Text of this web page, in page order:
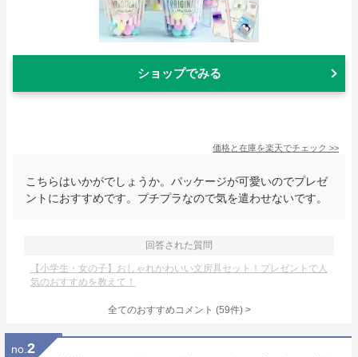
ショップでみる
価格と在庫を楽天でチェック >>
こちらはいかがでしょうか。パッケージが可愛いのでプレゼ
ントにおすすめです。プチプラなので気を遣わせないです。
回答された質問
【小学生・女の子】おしゃれかわいい文房具セット！プレゼントで人
気のおすすめを教えて！
全てのおすすめコメント (59件) >
no. 2